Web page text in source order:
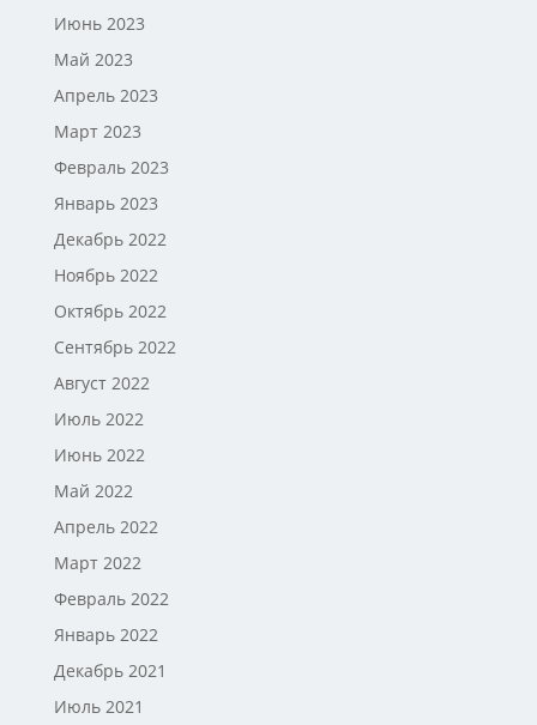
Июнь 2023
Май 2023
Апрель 2023
Март 2023
Февраль 2023
Январь 2023
Декабрь 2022
Ноябрь 2022
Октябрь 2022
Сентябрь 2022
Август 2022
Июль 2022
Июнь 2022
Май 2022
Апрель 2022
Март 2022
Февраль 2022
Январь 2022
Декабрь 2021
Июль 2021